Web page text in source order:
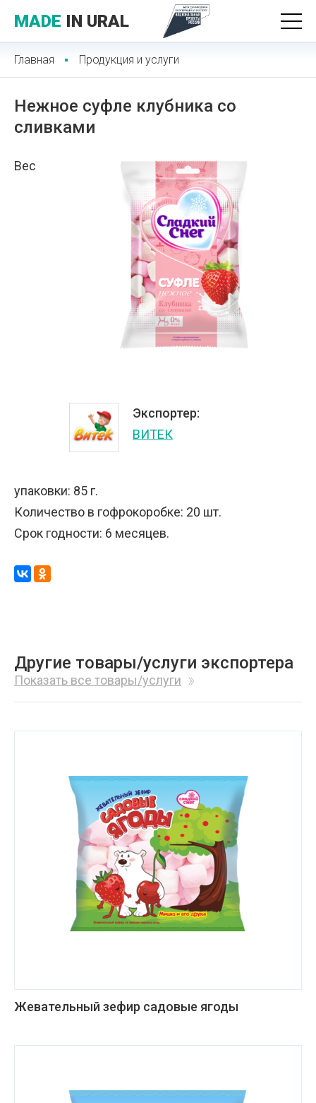
MADE IN URAL
Главная Продукция и услуги
Нежное суфле клубника со
сливками
Экспортер:
ВИТЕК
Вес
упаковки: 85 г.
Количество в гофрокоробке: 20 шт.
Срок годности: 6 месяцев.
Другие товары/услуги экспортера
Показать все товары/услуги
Жевательный зефир садовые ягоды